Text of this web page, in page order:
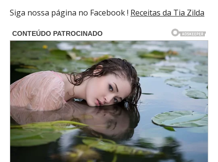
Siga nossa página no Facebook ! Receitas da Tia Zilda